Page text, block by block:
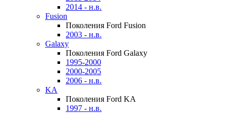
2014 - н.в.
Fusion
Поколения Ford Fusion
2003 - н.в.
Galaxy
Поколения Ford Galaxy
1995-2000
2000-2005
2006 - н.в.
KA
Поколения Ford KA
1997 - н.в.